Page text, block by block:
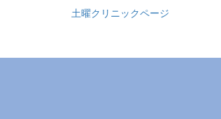
土曜クリニックページ